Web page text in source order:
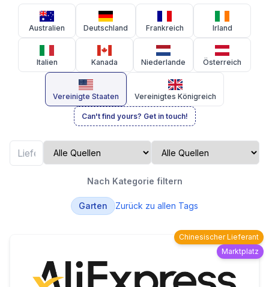
Australien Deutschland Frankreich Irland
Italien Kanada Niederlande Österreich
Vereinigte Staaten Vereinigtes Königreich
Can't find yours? Get in touch!
Nach Kategorie filtern
Garten Zurück zu allen Tags
Chinesischer Lieferant
Marktplatz